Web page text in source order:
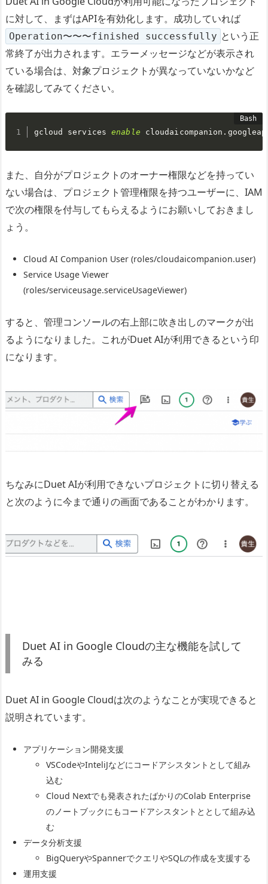
に対して、まずはAPIを有効化します。成功していれば
Operation〜〜〜finished successfully という正
常終了が出力されます。エラーメッセージなどが表示され
ている場合は、対象プロジェクトが異なっていないかなど
を確認してみてください。
gcloud services enable
また、自分がプロジェクトのオーナー権限などを持ってい
ない場合は、プロジェクト管理権限を持つユーザーに、IAM
で次の権限を付与してもらえるようにお願いしておきまし
ょう。
Cloud AI Companion User (roles/cloudaicompanion.user)
Service Usage Viewer
(roles/serviceusage.serviceUsageViewer)
すると、管理コンソールの右上部に吹き出しのマークが出
るようになりました。これがDuet AIが利用できるという印
になります。
ちなみにDuet AIが利用できないプロジェクトに切り替える
と次のように今まで通りの画面であることがわかります。
Duet AI in Google Cloudの主な機能を試して
みる
Duet AI in Google Cloudは次のようなことが実現できると
説明されています。
アプリケーション開発支援
VSCodeやInteliJなどにコードアシスタントとして組み
込む
Cloud Nextでも発表されたばかりのColab Enterprise
のノートブックにもコードアシスタントととして組み込
む
データ分析支援
BigQueryやSpannerでクエリやSQLの作成を支援する
運用支援